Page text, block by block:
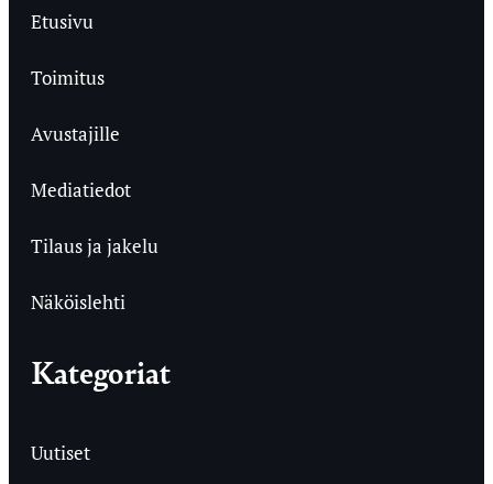
Etusivu
Toimitus
Avustajille
Mediatiedot
Tilaus ja jakelu
Näköislehti
Kategoriat
Uutiset